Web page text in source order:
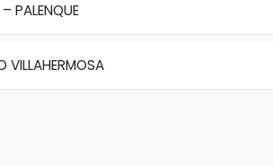
PALENQUE
VILLAHERMOSA